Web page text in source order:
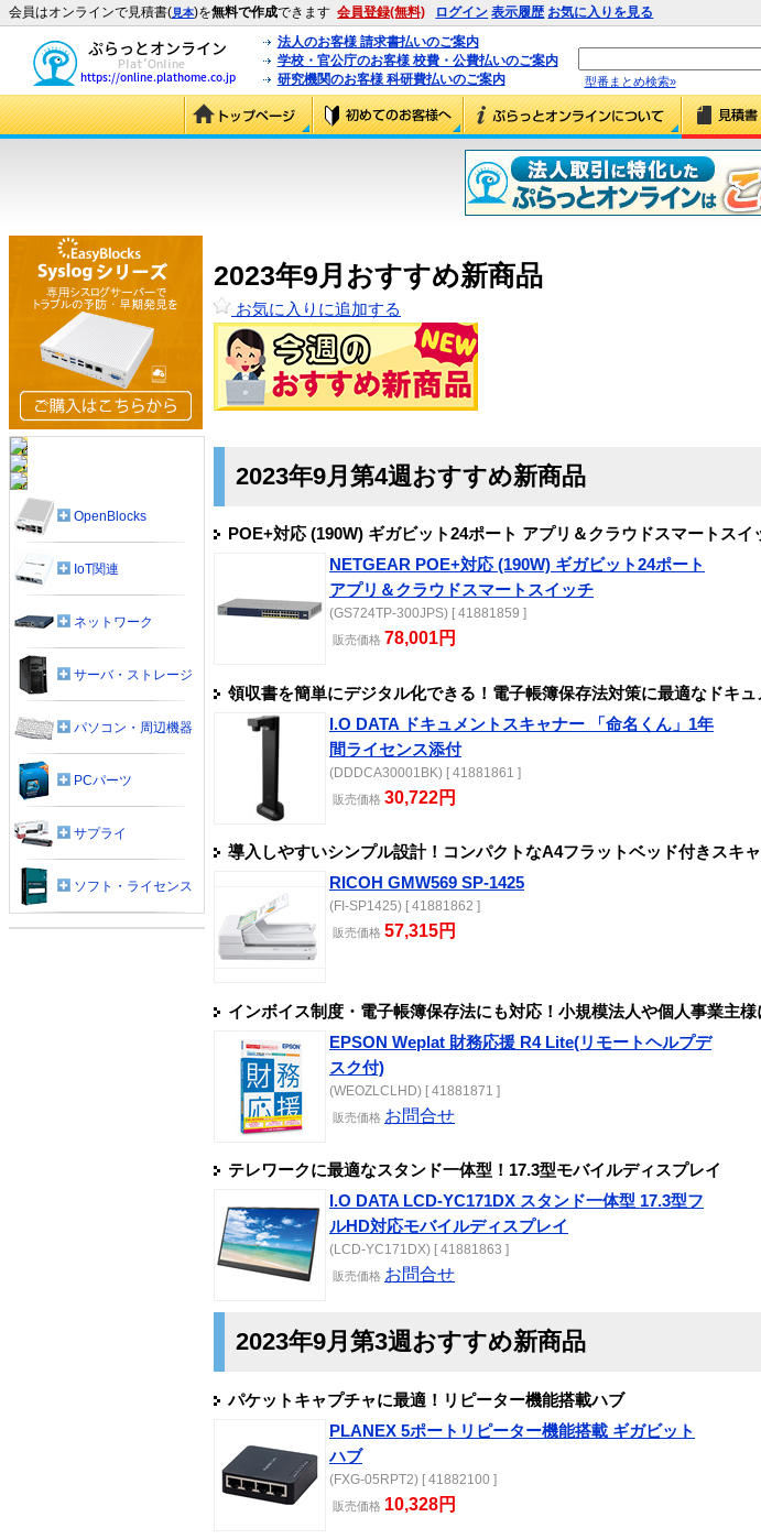
会員はオンラインで見積書(見本)を無料で作成できます 会員登録(無料) ログイン 表示履歴 お気に入りを見る
法人のお客様 請求書払いのご案内
学校・官公庁のお客様 校費・公費払いのご案内
研究機関のお客様 科研費払いのご案内
型番まとめ検索»
2023年9月おすすめ新商品
お気に入りに追加する
2023年9月第4週おすすめ新商品
POE+対応 (190W) ギガビット24ポート アプリ＆クラウドスマートスイ
NETGEAR POE+対応 (190W) ギガビット24ポート
アプリ＆クラウドスマートスイッチ
(GS724TP-300JPS) [ 41881859 ]
販売価格 78,001円
領収書を簡単にデジタル化できる！電子帳簿保存法対策に最適なドキ
I.O DATA ドキュメントスキャナー 「命名くん」1年
間ライセンス添付
(DDDCA30001BK) [ 41881861 ]
販売価格 30,722円
導入しやすいシンプル設計！コンパクトなA4フラットベッド付きスキ
RICOH GMW569 SP-1425
(FI-SP1425) [ 41881862 ]
販売価格 57,315円
インボイス制度・電子帳簿保存法にも対応！小規模法人や個人事業主
EPSON Weplat 財務応援 R4 Lite(リモートヘルプデ
スク付)
(WEOZLCLHD) [ 41881871 ]
販売価格 お問合せ
テレワークに最適なスタンド一体型！17.3型モバイルディスプレイ
I.O DATA LCD-YC171DX スタンド一体型 17.3型フ
ルHD対応モバイルディスプレイ
(LCD-YC171DX) [ 41881863 ]
販売価格 お問合せ
2023年9月第3週おすすめ新商品
パケットキャプチャに最適！リピーター機能搭載ハブ
PLANEX 5ポートリピーター機能搭載 ギガビット
ハブ
(FXG-05RPT2) [ 41882100 ]
販売価格 10,328円
OpenBlocks
IoT関連
ネットワーク
サーバ・ストレージ
パソコン・周辺機器
PCパーツ
サプライ
ソフト・ライセンス